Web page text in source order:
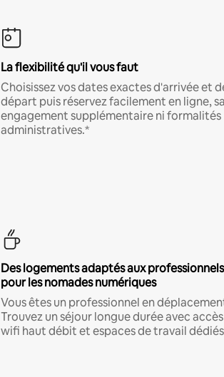
La flexibilité qu'il vous faut
Choisissez vos dates exactes d'arrivée et
départ puis réservez facilement en ligne,
engagement supplémentaire ni formalités
administratives.*
Des logements adaptés aux professionnels
pour les nomades numériques
Vous êtes un professionnel en
Trouvez un séjour longue durée avec accès
wifi haut débit et espaces de travail